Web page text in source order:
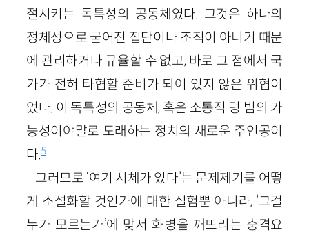
절시키는 독특성의 공동체였다. 그것은 하나의
정체성으로 굳어진 집단이나 조직이 아니기 때문
에 관리하거나 규율할 수 없고, 바로 그 점에서 국
가가 전혀 타협할 준비가 되어 있지 않은 위협이
었다. 이 독특성의 공동체, 혹은 소통적 텅 빔의 가
능성이야말로 도래하는 정치의 새로운 주인공이
다.5
그러므로 ‘여기 시체가 있다’는 문제제기를 어떻
게 소설화할 것인가에 대한 실험뿐 아니라, ‘그걸
누가 모르는가’에 맞서 화병을 깨뜨리는 충격요